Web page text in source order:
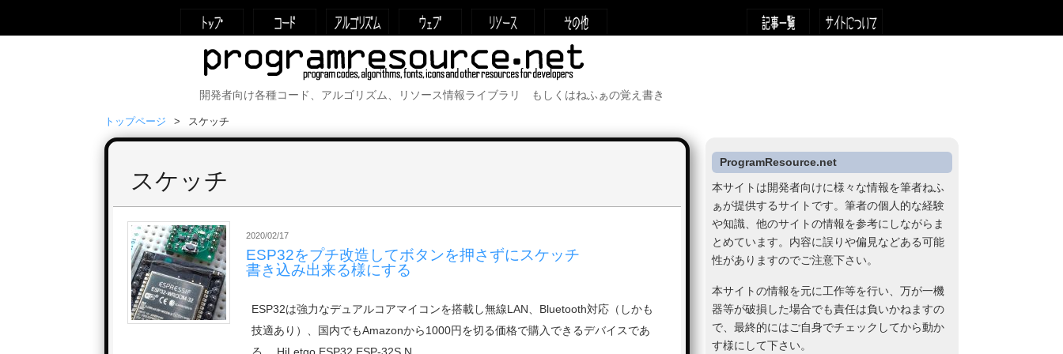
開発者向け各種コード、アルゴリズム、リソース情報ライブラリ もしくはねふぁの覚え書き
トップページ スケッチ
スケッチ
2020/02/17
ESP32をプチ改造してボタンを押さずにスケッチ
書き込み出来る様にする
ESP32は強力なデュアルコアマイコンを搭載し無線LAN、Bluetooth対応（しかも
技適あり）、国内でもAmazonから1000円を切る価格で購入できるデバイスであ
ProgramResource.net
本サイトは開発者向けに様々な情報を筆者ねふ
ぁが提供するサイトです。筆者の個人的な経験
や知識、他のサイトの情報を参考にしながらま
とめています。内容に誤りや偏見などある可能
性がありますのでご注意下さい。
本サイトの情報を元に工作等を行い、万が一機
器等が破損した場合でも責任は負いかねますの
で、最終的にはご自身でチェックしてから動か
す様にして下さい。